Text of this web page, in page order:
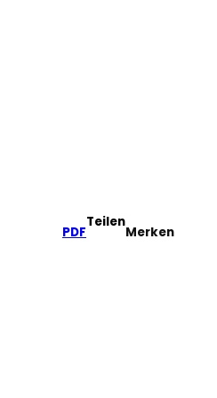
PDF
Teilen
Merken